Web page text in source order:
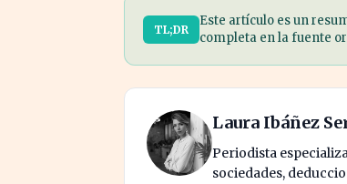
TL;DR
Este artículo es un
completa en la fuente
Laura Ibáñez
Periodista
sociedades,